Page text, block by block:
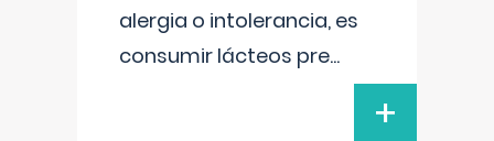
alergia o intolerancia, es
consumir lácteos pre...
+